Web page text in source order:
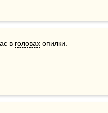
в головах опилки.